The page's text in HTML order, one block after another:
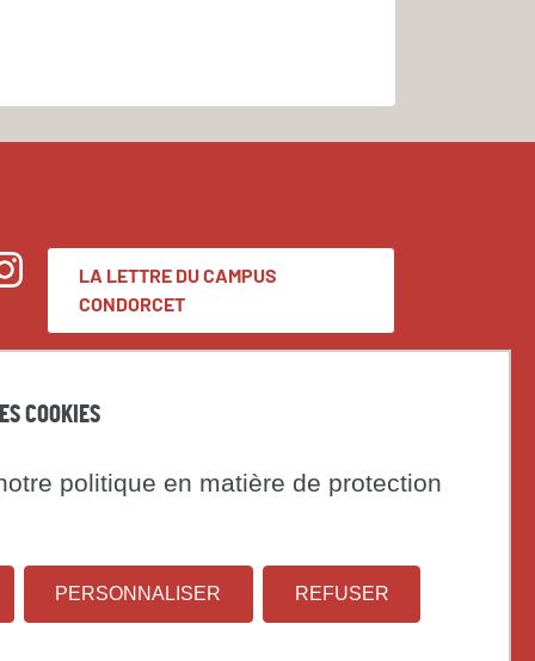
COOKIES
politique en matière de protection
REFUSER
PERSONNALISER
LA LETTRE DU CAMPUS
CONDORCET
Espace presse
Institut
national
Université
Paris